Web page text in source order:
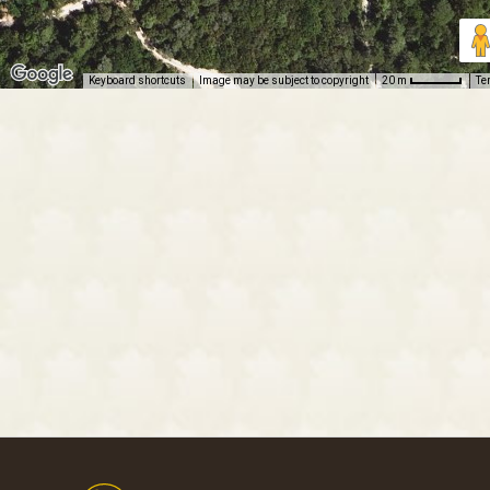
Keyboard shortcuts Image may be subject to copyright 20 m